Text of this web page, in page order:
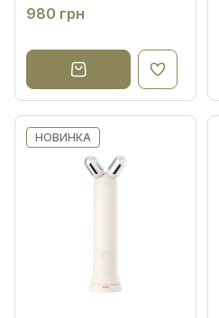
Гель для вмивання з
пробіотиками
980 грн
НОВИНКА